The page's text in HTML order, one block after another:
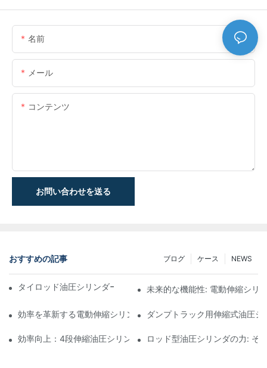
名前
メール
コンテンツ
お問い合わせを送る
おすすめの記事 NEWS
ケース
ブログ
タイロッド油圧シリンダーの機能と重要性を理解する
未来的な機能性: 電動伸縮シリ
効率を革新する電動伸縮シリンダ ダンプトラック用伸縮式油圧
効率向上：4段伸縮油圧シリンダーのメリットロッド型油圧シリンダの力: そ